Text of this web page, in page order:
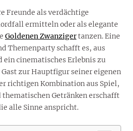
Freunde als verdächtige
ermitteln oder als elegante
Goldenen Zwanzigertanzen. Eine
Themenparty schafft es, aus
ein cinematisches Erlebnis zu
zur Hauptfigur seiner eigenen
richtigen Kombination aus Spiel,
Getränken erschafft
alle Sinne anspricht.